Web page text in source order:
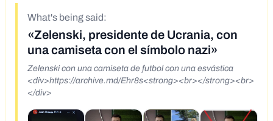
What's being said:
«Zelenski, presidente de Ucrania, con
una camiseta con el símbolo nazi»
Zelenski con una camiseta de futbol con una esvástica
<div>https://archive.md/Ehr8s<strong><br></strong><br>
</div>